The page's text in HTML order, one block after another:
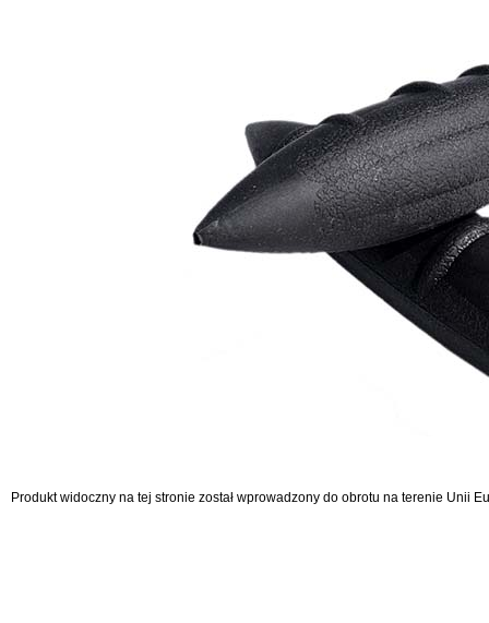
Produkt widoczny na tej stronie został wprowadzony do obrotu na terenie Unii